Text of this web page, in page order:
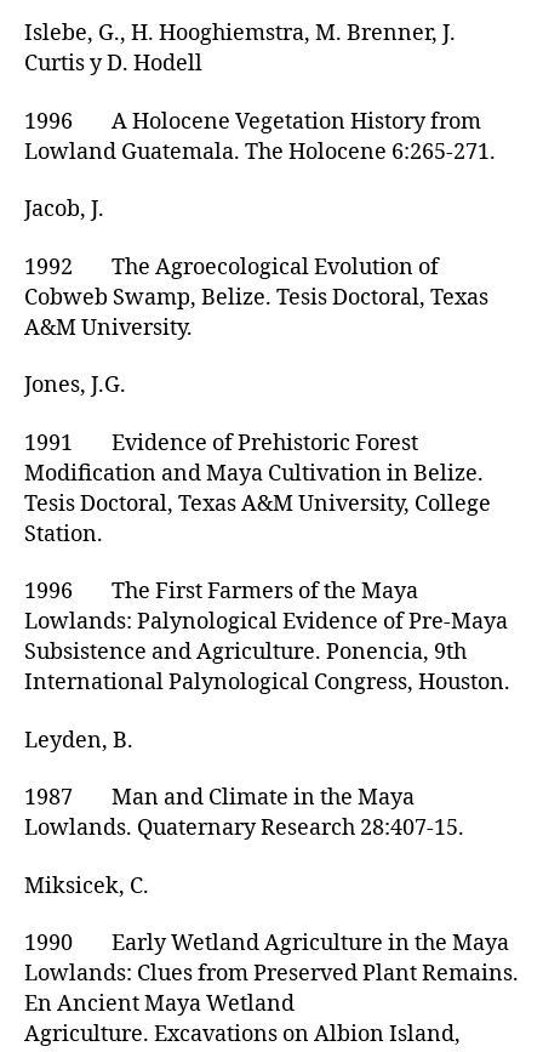
Islebe, G., H. Hooghiemstra, M. Brenner, J.
Curtis y D. Hodell
1996 A Holocene Vegetation History from
Lowland Guatemala. The Holocene 6:265-271.
Jacob, J.
1992 The Agroecological Evolution of
Cobweb Swamp, Belize. Tesis Doctoral, Texas
A&M University.
Jones, J.G.
1991 Evidence of Prehistoric Forest
Modification and Maya Cultivation in Belize.
Tesis Doctoral, Texas A&M University, College
Station.
1996 The First Farmers of the Maya
Lowlands: Palynological Evidence of Pre-Maya
Subsistence and Agriculture. Ponencia, 9th
International Palynological Congress, Houston.
Leyden, B.
1987 Man and Climate in the Maya
Lowlands. Quaternary Research 28:407-15.
Miksicek, C.
1990 Early Wetland Agriculture in the Maya
Lowlands: Clues from Preserved Plant Remains.
En Ancient Maya Wetland
Agriculture. Excavations on Albion Island,